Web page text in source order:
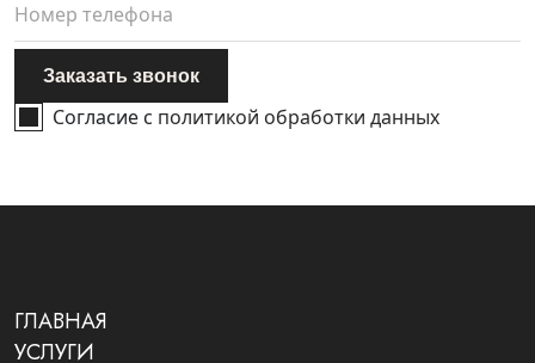
Номер телефона
Заказать звонок
Согласие с политикой обработки данных
ГЛАВНАЯ
УСЛУГИ